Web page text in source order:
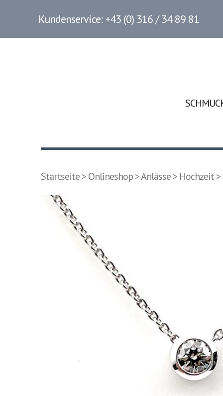
Kundenservice: +43 (0) 316 / 34 89 81
Startseite>Onlineshop>Anlässe> Hochzeit>